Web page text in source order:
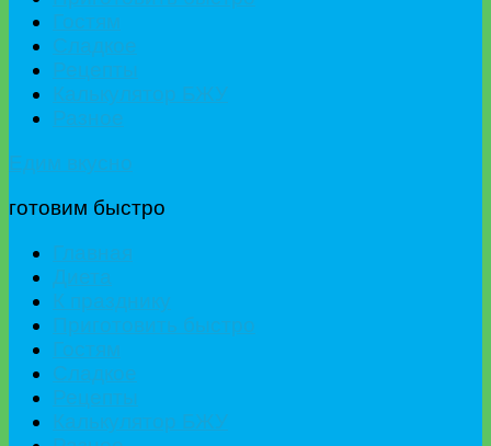
готовим быстро